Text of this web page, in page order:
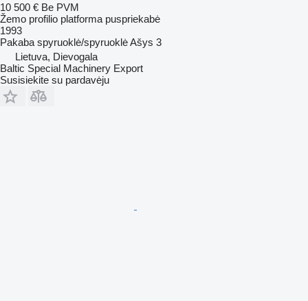
10 500 € Be PVM
Žemo profilio platforma puspriekabė
1993
Pakaba spyruoklė/spyruoklėAšys 3
Lietuva, Dievogala
Baltic Special Machinery Export
Susisiekite su pardavėju